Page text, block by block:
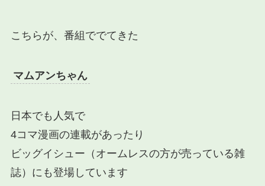
こちらが、番組ででてきた
マムアンちゃん
日本でも人気で
4コマ漫画の連載があったり
ビッグイシュー（オームレスの方が売っている雑
誌）にも登場しています